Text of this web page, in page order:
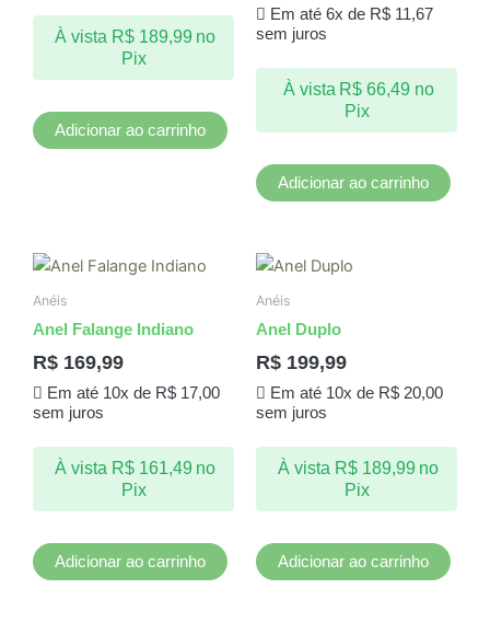
À vista R$189,99 no
Pix
Adicionar ao carrinho
Em até 6x de R$11,67
sem juros
À vista R$ 66,49 no
Pix
Adicionar ao carrinho
Anéis
Anel Falange Indiano
R$ 169,99
Em até 10x de R$17,00
sem juros
À vista R$161,49 no
Pix
Adicionar ao carrinho
Anéis
Anel Duplo
R$ 199,99
Em até 10x de R$20,00
sem juros
À vista R$189,99 no
Pix
Adicionar ao carrinho